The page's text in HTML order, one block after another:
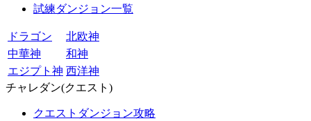
試練ダンジョン一覧
ドラゴン
北欧神
中華神
和神
エジプト神 西洋神
チャレダン(クエスト)
クエストダンジョン攻略